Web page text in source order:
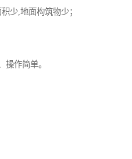
少,地面构筑物少；
操作简单。